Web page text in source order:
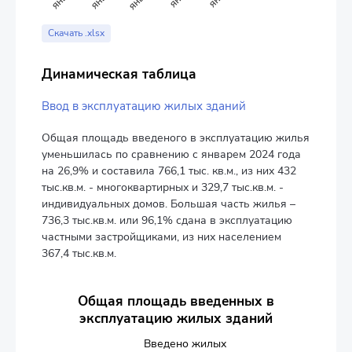
End of interactive chart.
Скачать .xlsx
Динамическая таблица
Ввод в эксплуатацию жилых зданий
Общая площадь введеного в эксплуатацию жилья
уменьшилась по сравнению с январем 2024 года
на 26,9% и составила 766,1 тыс. кв.м., из них 432
тыс.кв.м. - многоквартирных и 329,7 тыс.кв.м. -
индивидуальных домов. Большая часть жилья –
736,3 тыс.кв.м. или 96,1% сдана в эксплуатацию
частными застройщиками, из них населением
367,4 тыс.кв.м.
Общая площадь введенных в
эксплуатацию жилых зданий
Введено жилых